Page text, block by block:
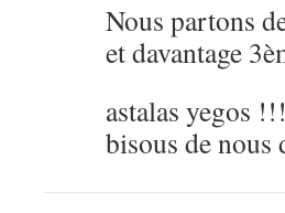
Nous partons
et davantage
astalas yegos
bisous de nous